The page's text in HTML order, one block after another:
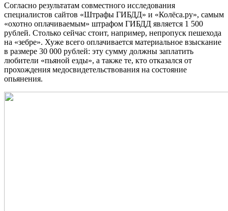
Согласно результатам совместного исследования
специалистов сайтов «Штрафы ГИБДД» и «Колёса.ру», самым
«охотно оплачиваемым» штрафом ГИБДД является 1 500
рублей. Столько сейчас стоит, например, непропуск пешехода
на «зебре». Хуже всего оплачивается материальное взыскание
в размере 30 000 рублей: эту сумму должны заплатить
любители «пьяной езды», а также те, кто отказался от
прохождения медосвидетельствования на состояние
опьянения.